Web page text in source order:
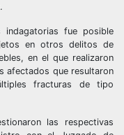
fue posible
en otros delitos de
en el que realizaron
afectados que resultaron
fracturas de tipo
las respectivas